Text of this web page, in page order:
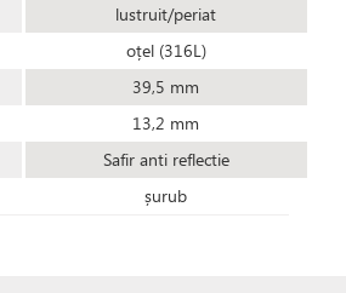
lustruit/periat
oțel (316L)
39,5 mm
13,2 mm
Safir anti reflectie
șurub